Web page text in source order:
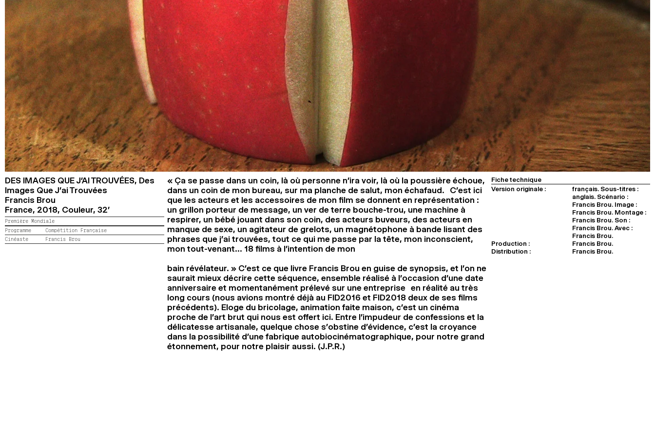
DES IMAGES QUE J’AI TROUVÉES, Des
Images Que J’ai Trouvées
Francis Brou
France, 2018, Couleur, 32’
Première Mondiale
Programme
Compétition Française
Cinéaste
Francis Brou
« Ça se passe dans un coin, là où personne n’ira voir, là où la poussière échoue,
dans un coin de mon bureau, sur ma planche de salut, mon échafaud. C’est ici
que les acteurs et les accessoires de mon film se donnent en représentation :
un grillon porteur de message, un ver de terre bouche-trou, une machine à
respirer, un bébé jouant dans son coin, des acteurs buveurs, des acteurs en
manque de sexe, un agitateur de grelots, un magnétophone à bande lisant des
phrases que j’ai trouvées, tout ce qui me passe par la tête, mon inconscient,
mon tout-venant… 18 films à l’intention de mon
bain révélateur. » C’est ce que livre Francis Brou en guise de synopsis, et l’on ne
saurait mieux décrire cette séquence, ensemble réalisé à l’occasion d’une date
anniversaire et momentanément prélevé sur une entreprise en réalité au très
long cours (nous avions montré déjà au FID2016 et FID2018 deux de ses films
précédents). Eloge du bricolage, animation faite maison, c’est un cinéma
proche de l’art brut qui nous est offert ici. Entre l’impudeur de confessions et la
délicatesse artisanale, quelque chose s’obstine d’évidence, c’est la croyance
dans la possibilité d’une fabrique autobiocinématographique, pour notre grand
étonnement, pour notre plaisir aussi. (J.P.R.)
Fiche technique
Version originale :
français. Sous-titres :
anglais. Scénario :
Francis Brou. Image :
Francis Brou. Montage :
Francis Brou. Son :
Francis Brou. Avec :
Francis Brou.
Production :
Francis Brou.
Distribution :
Francis Brou.